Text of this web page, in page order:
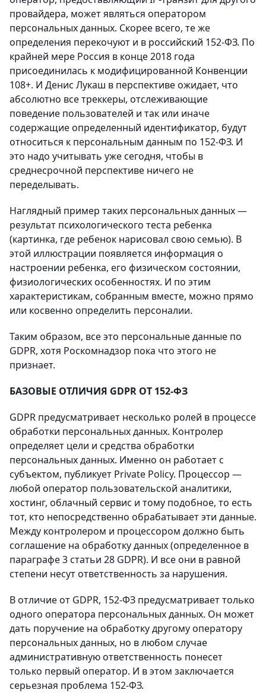
провайдера, может являться оператором
персональных данных. Скорее всего, те же
определения перекочуют и в российский 152-ФЗ. По
крайней мере Россия в конце 2018 года
присоединилась к модифицированной Конвенции
108+. И Денис Лукаш в перспективе ожидает, что
абсолютно все треккеры, отслеживающие
поведение пользователей и так или иначе
содержащие определенный идентификатор, будут
относиться к персональным данным по 152-ФЗ. И
это надо учитывать уже сегодня, чтобы в
среднесрочной перспективе ничего не
переделывать.
Наглядный пример таких персональных данных —
результат психологического теста ребенка
(картинка, где ребенок нарисовал свою семью). В
этой иллюстрации появляется информация о
настроении ребенка, его физическом состоянии,
физиологических особенностях. И по этим
характеристикам, собранным вместе, можно прямо
или косвенно определить персоналии.
Таким образом, все это персональные данные по
GDPR, хотя Роскомнадзор пока что этого не
признает.
БАЗОВЫЕ ОТЛИЧИЯ GDPR ОТ 152-ФЗ
GDPR предусматривает несколько ролей в процессе
обработки персональных данных. Контролер
определяет цели и средства обработки
персональных данных. Именно он работает с
субъектом, публикует Private Policy. Процессор —
любой оператор пользовательской аналитики,
хостинг, облачный сервис и тому подобное, то есть
тот, кто непосредственно обрабатывает эти данные.
Между контролером и процессором должно быть
соглашение на обработку данных (определенное в
параграфе 3 статьи 28 GDPR). И все они в равной
степени несут ответственность за нарушения.
В отличие от GDPR, 152-ФЗ предусматривает только
одного оператора персональных данных. Он может
дать поручение на обработку другому оператору
персональных данных, но в любом случае
административную ответственность понесет
только первый оператор. И в этом заключается
серьезная проблема 152-ФЗ.